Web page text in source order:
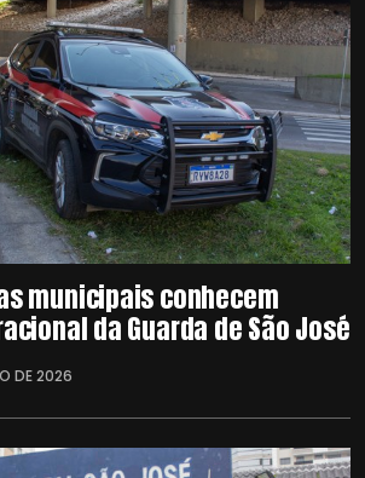
municipais conhecem
da Guarda de São José
DE 2026